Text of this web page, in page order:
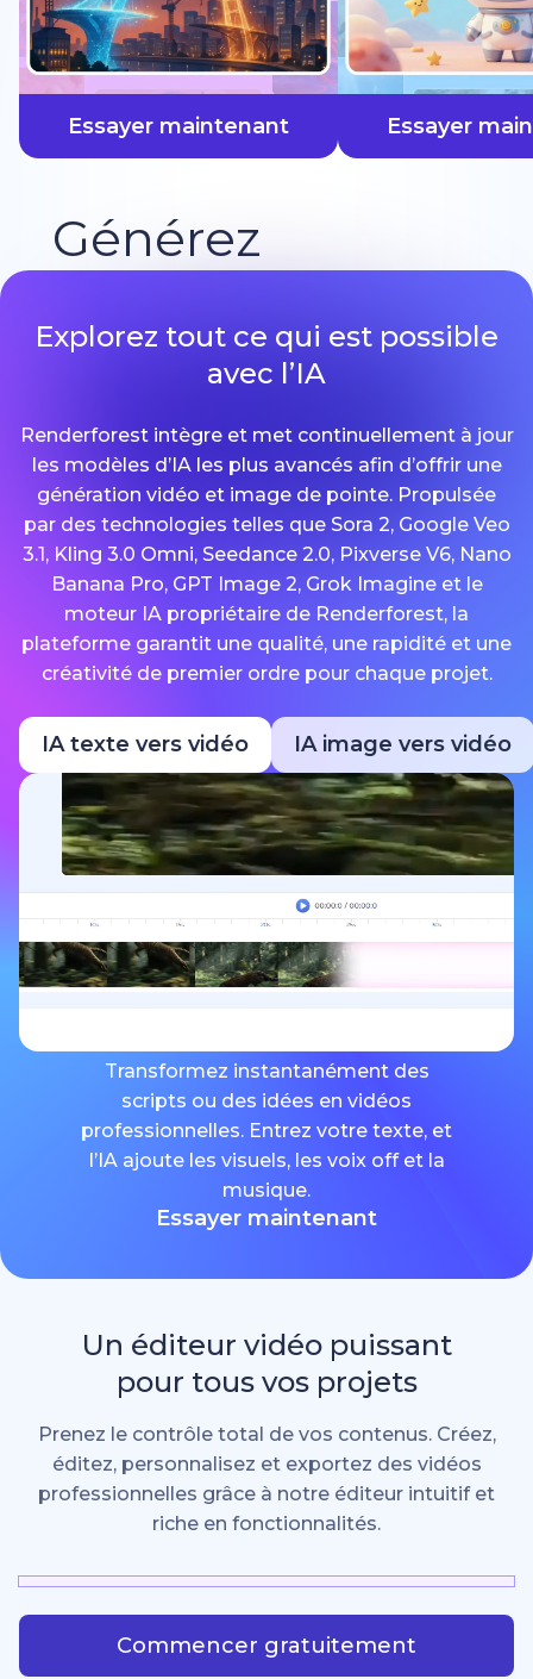
Essayer maintenant Essayer
Générez
plus vite
Explorez tout ce qui est possible
avec l’IA
Renderforest intègre et met continuellement à jour
les modèles d’IA les plus avancés afin d’offrir une
génération vidéo et image de pointe. Propulsée
par des technologies telles que Sora 2, Google Veo
3.1, Kling 3.0 Omni, Seedance 2.0, Pixverse V6, Nano
Banana Pro, GPT Image 2, Grok Imagine et le
moteur IA propriétaire de Renderforest, la
plateforme garantit une qualité, une rapidité et une
créativité de premier ordre pour chaque projet.
IA texte vers vidéo IA image vers vidéo
Transformez instantanément des
scripts ou des idées en vidéos
professionnelles. Entrez votre texte, et
l’IA ajoute les visuels, les voix off et la
musique.
Essayer maintenant
Un éditeur vidéo puissant
pour tous vos projets
Prenez le contrôle total de vos contenus. Créez,
éditez, personnalisez et exportez des vidéos
professionnelles grâce à notre éditeur intuitif et
riche en fonctionnalités.
Commencer gratuitement